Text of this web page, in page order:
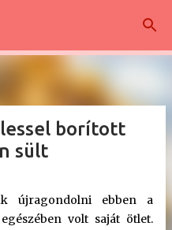
borított
sült
újragondolni ebben a
volt saját ötlet.